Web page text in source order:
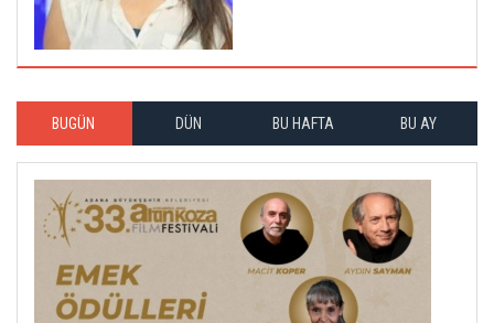
BUGÜN DÜN BU HAFTA BU AY